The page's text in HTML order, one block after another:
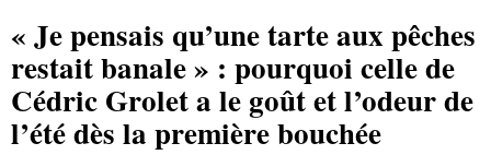
« Je pensais qu’une tarte aux pêches
restait banale » : pourquoi celle de
Cédric Grolet a le goût et l’odeur de
l’été dès la première bouchée